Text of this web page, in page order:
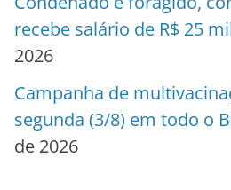
recebe salário de R$ 25
2026
Campanha de
segunda (3/8) em todo o
de 2026